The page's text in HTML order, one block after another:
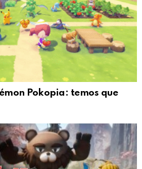
Pokopia: temos que